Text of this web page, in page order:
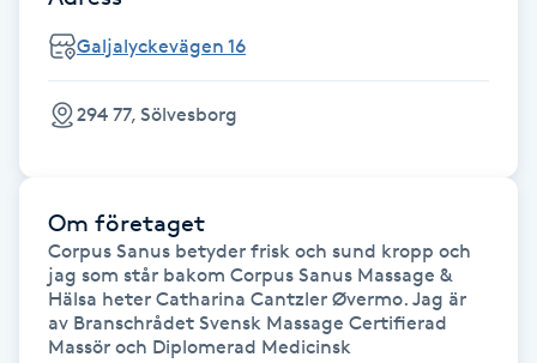
Friskvård
Friskvårdsmassage
Frisör
Funktionsanalys
Färgning
Galjalyckevägen 16
294 77, Sölvesborg
Om företaget
Corpus Sanus betyder frisk och sund kropp och
jag som står bakom Corpus Sanus Massage &
Hälsa heter Catharina Cantzler Øvermo. Jag är
av Branschrådet Svensk Massage Certifierad
Massör och Diplomerad Medicinsk